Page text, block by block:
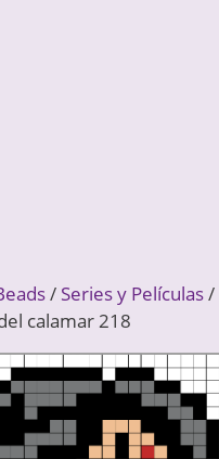
/ Series y Películas/
calamar 218